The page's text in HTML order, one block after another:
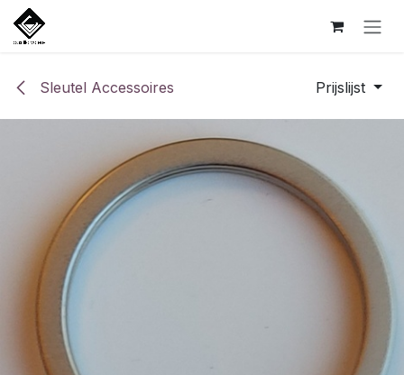
Overslaan naar inhoud
Sleutel Accessoires Prijslijst